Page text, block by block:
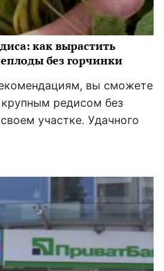
как вырастить
без горчинки
вы сможете
редисом без
участке. Удачного